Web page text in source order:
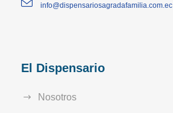
info@dispensariosagradafamilia.com.ec
El Dispensario
Nosotros